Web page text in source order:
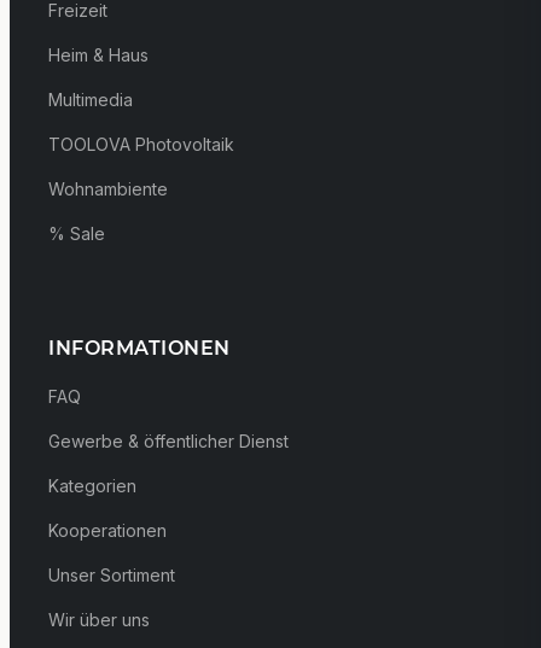
Freizeit
Heim & Haus
Multimedia
TOOLOVA Photovoltaik
Wohnambiente
% Sale
INFORMATIONEN
FAQ
Gewerbe & öffentlicher Dienst
Kategorien
Kooperationen
Unser Sortiment
Wir über uns